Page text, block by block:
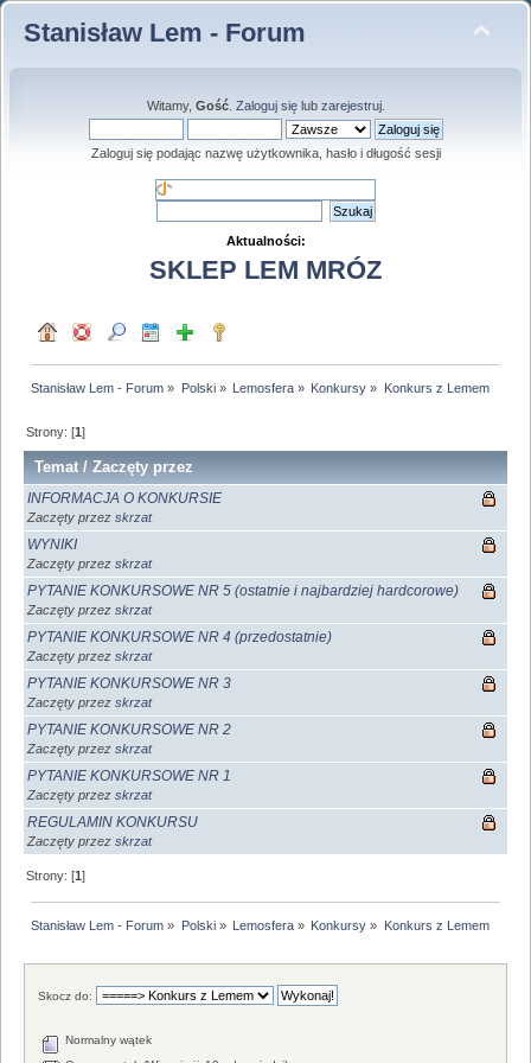
Stanisław Lem - Forum
Witamy, Gość. Zaloguj sięlub zarejestruj.
Zaloguj się podając nazwę użytkownika, hasło i długość sesji
Aktualności:
SKLEP LEM MRÓZ
Stanisław Lem - Forum » Polski» Lemosfera» Konkursy » Konkurs z Lemem
Strony: [1]
Temat /Zaczęty przez
INFORMACJA O KONKURSIE
Zaczęty przez skrzat
WYNIKI
Zaczęty przez skrzat
PYTANIE KONKURSOWE NR 5 (ostatnie i najbardziej hardcorowe)
Zaczęty przez skrzat
PYTANIE KONKURSOWE NR 4 (przedostatnie)
Zaczęty przez skrzat
PYTANIE KONKURSOWE NR 3
Zaczęty przez skrzat
PYTANIE KONKURSOWE NR 2
Zaczęty przez skrzat
PYTANIE KONKURSOWE NR 1
Zaczęty przez skrzat
REGULAMIN KONKURSU
Zaczęty przez skrzat
Strony: [1]
Stanisław Lem - Forum » Polski» Lemosfera» Konkursy » Konkurs z Lemem
Skocz do:
Normalny wątek